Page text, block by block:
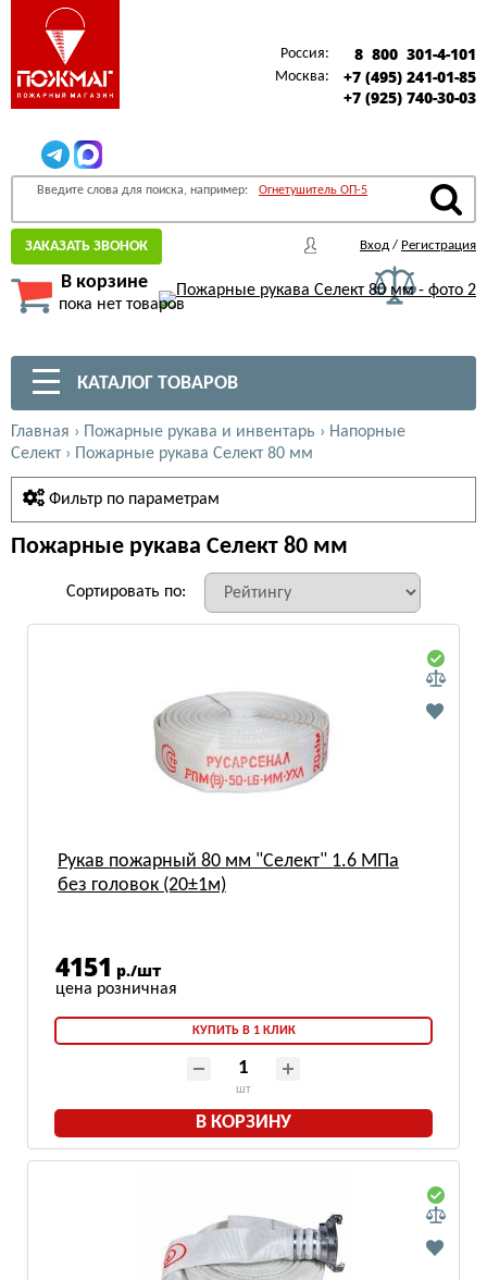
Россия: 8 800 301-4-101
Москва:
+7 (495) 241-01-85
+7 (925) 740-30-03
Введите слова для поиска, например: Огнетушитель ОП-5
ЗАКАЗАТЬ ЗВОНОК Вход / Регистрация
В корзине
пока нет товаров
КАТАЛОГ ТОВАРОВ
Главная › Пожарные рукава и инвентарь › Напорные
Селект › Пожарные рукава Селект 80 мм
Фильтр по параметрам
Пожарные рукава Селект 80 мм
Сортировать по:
Рукав пожарный 80 мм "Селект" 1.6 МПа
без головок (20±1м)
4151 р./шт
КУПИТЬ В 1 КЛИК
шт
В КОРЗИНУ